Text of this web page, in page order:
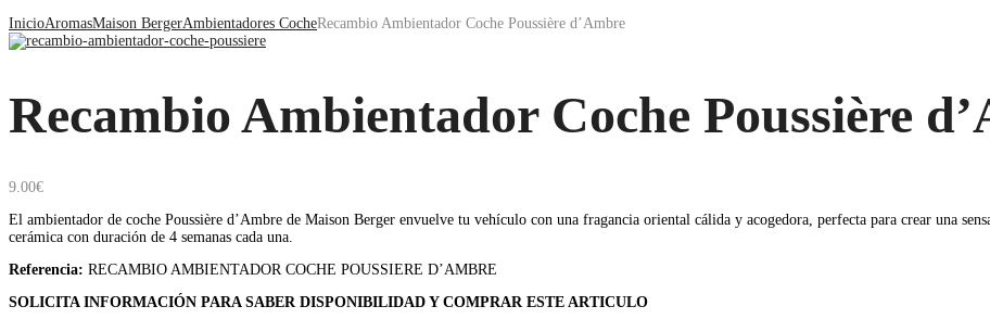
InicioAromasMaison BergerAmbientadores CocheRecambio Ambientador Coche Poussière d’Ambre
Recambio Ambientador Coche Poussière
9.00€
El ambientador de coche Poussière d’Ambre de Maison Berger envuelve tu vehículo con una fragancia oriental cálida y acogedora, perfecta para crear una
cerámica con duración de 4 semanas cada una.
Referencia: RECAMBIO AMBIENTADOR COCHE POUSSIERE D’AMBRE
SOLICITA INFORMACIÓN PARA SABER DISPONIBILIDAD Y COMPRAR ESTE ARTICULO